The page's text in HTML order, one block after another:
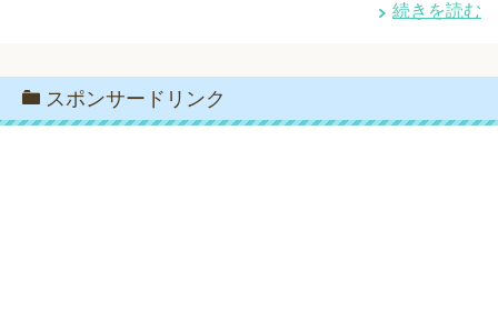
続きを読む
スポンサードリンク